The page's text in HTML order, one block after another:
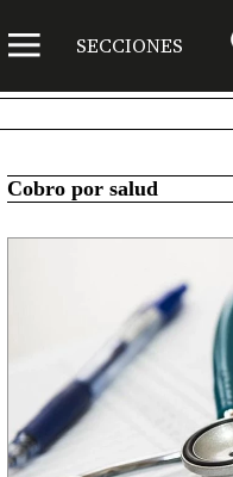
SECCIONES
Cobro por salud